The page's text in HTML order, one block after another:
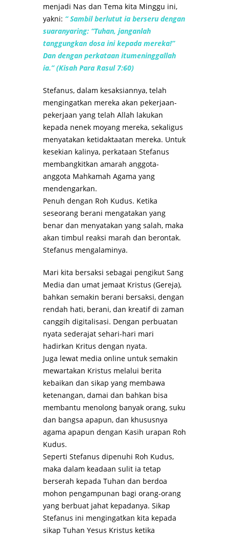
menjadi Nas dan Tema kita Minggu ini,
yakni: “ Sambil berlutut ia berseru dengan
suaranyaring: “Tuhan, janganlah
tanggungkan dosa ini kepada mereka!”
Dan dengan perkataan itumeninggallah
ia.” (Kisah Para Rasul 7:60)
Stefanus, dalam kesaksiannya, telah
mengingatkan mereka akan pekerjaan-
pekerjaan yang telah Allah lakukan
kepada nenek moyang mereka, sekaligus
menyatakan ketidaktaatan mereka. Untuk
kesekian kalinya, perkataan Stefanus
membangkitkan amarah anggota-
anggota Mahkamah Agama yang
mendengarkan.
Penuh dengan Roh Kudus. Ketika
seseorang berani mengatakan yang
benar dan menyatakan yang salah, maka
akan timbul reaksi marah dan berontak.
Stefanus mengalaminya.
Mari kita bersaksi sebagai pengikut Sang
Media dan umat jemaat Kristus (Gereja),
bahkan semakin berani bersaksi, dengan
rendah hati, berani, dan kreatif di zaman
canggih digitalisasi. Dengan perbuatan
nyata sederajat sehari-hari mari
hadirkan Kritus dengan nyata.
Juga lewat media online untuk semakin
mewartakan Kristus melalui berita
kebaikan dan sikap yang membawa
ketenangan, damai dan bahkan bisa
membantu menolong banyak orang, suku
dan bangsa apapun, dan khususnya
agama apapun dengan Kasih urapan Roh
Kudus.
Seperti Stefanus dipenuhi Roh Kudus,
maka dalam keadaan sulit ia tetap
berserah kepada Tuhan dan berdoa
mohon pengampunan bagi orang-orang
yang berbuat jahat kepadanya. Sikap
Stefanus ini mengingatkan kita kepada
sikap Tuhan Yesus Kristus ketika